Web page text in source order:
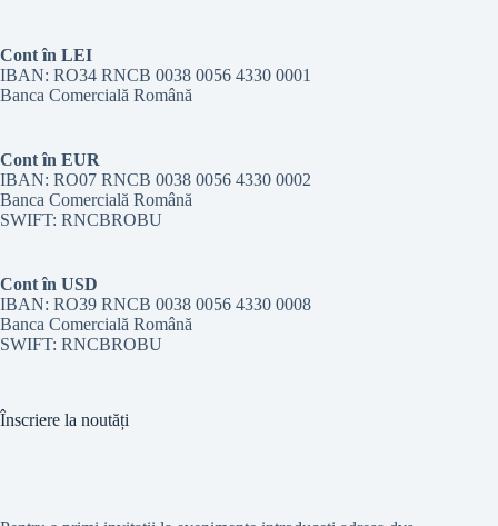
Cont în LEI
IBAN: RO34 RNCB 0038 0056 4330 0001
Banca Comercială Română
Cont în EUR
IBAN: RO07 RNCB 0038 0056 4330 0002
Banca Comercială Română
SWIFT: RNCBROBU
Cont în USD
IBAN: RO39 RNCB 0038 0056 4330 0008
Banca Comercială Română
SWIFT: RNCBROBU
Înscriere la noutăți